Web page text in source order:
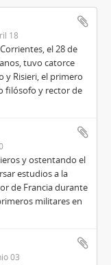
18
el 28 de
tuvo catorce
y Risieri, el primero
filósofo y rector de
y ostentando el
estudios a la
de Francia durante
militares en
03